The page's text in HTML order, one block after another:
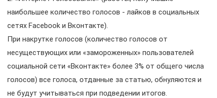
наибольшее количество голосов - лайков в социальных
сетях Facebook и Вконтакте).
При накрутке голосов (количество голосов от
несуществующих или «замороженных» пользователей
социальной сети «Вконтакте» более 3% от общего числа
голосов) все голоса, отданные за статью, обнуляются и
не будут учитываться при подведении итогов.